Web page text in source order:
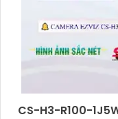
CS-H3-R100-